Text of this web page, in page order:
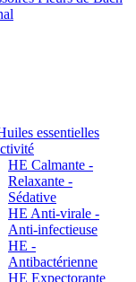
essentielles
HE Calmante -
Relaxante -
Sédative
HE Anti-virale -
Anti-infectieuse
HE -
Antibactérienne
HE Expectorante